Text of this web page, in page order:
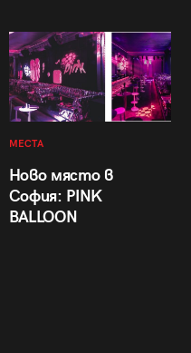
МЕСТА
Ново място в
София: PINK
BALLOON